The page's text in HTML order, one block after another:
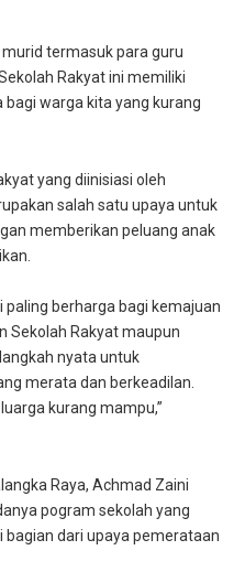
termasuk para guru
Rakyat ini memiliki
warga kita yang kurang
yang diinisiasi oleh
salah satu upaya untuk
memberikan peluang anak
paling berharga bagi kemajuan
Sekolah Rakyat maupun
nyata untuk
merata dan berkeadilan.
kurang mampu,”
Raya, Achmad Zaini
pogram sekolah yang
bagian dari upaya pemerataan